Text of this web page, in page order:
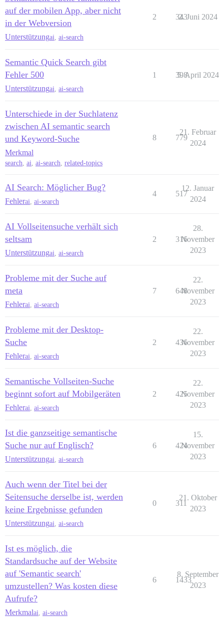
auf der mobilen App, aber nicht
in der Webversion
Unterstützungai ai-search
2 343
2. Juni 2024
Semantic Quick Search gibt
Fehler 500
Unterstützungai ai-search
1 398
5. April 2024
Unterschiede in der Suchlatenz
zwischen AI semantic search
und Keyword-Suche
Merkmal
search, ai, ai-search, related-topics
8 779
21. Februar
2024
AI Search: Möglicher Bug?
Fehlerai ai-search
4 517
12. Januar
2024
AI Vollseitensuche verhält sich
seltsam
Unterstützungai ai-search
2 316
28.
November
2023
Probleme mit der Suche auf
meta
Fehlerai ai-search
7 648
22.
November
2023
Probleme mit der Desktop-
Suche
Fehlerai ai-search
2 436
22.
November
2023
Semantische Vollseiten-Suche
beginnt sofort auf Mobilgeräten
Fehlerai ai-search
2 425
22.
November
2023
Ist die ganzseitige semantische
Suche nur auf Englisch?
Unterstützungai ai-search
6 424
15.
November
2023
Auch wenn der Titel bei der
Seitensuche derselbe ist, werden
keine Ergebnisse gefunden
Unterstützungai ai-search
0 311
21. Oktober
2023
Ist es möglich, die
Standardsuche auf der Website
auf 'Semantic search'
umzustellen? Was kosten diese
Aufrufe?
Merkmalai ai-search
6 1433
8. September
2023